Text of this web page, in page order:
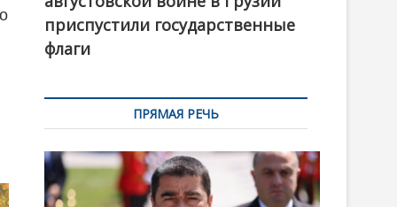
приспустили государственные
флаги
ПРЯМАЯ РЕЧЬ